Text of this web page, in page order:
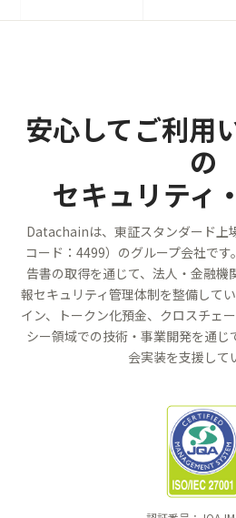
安心してご利用
の
セキュリティ
Datachainは、東証スタンダード上
コード：4499）のグループ会社です
告書の取得を通じて、法人・金融機
報セキュリティ管理体制を整備して
イン、トークン化預金、クロスチェ
シー領域での技術・事業開発を通じ
会実装を支援して